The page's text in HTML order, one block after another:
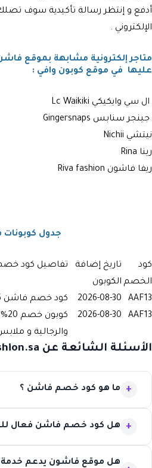
أدفع و إنتظر رسالة تأكيدية سوف تصلك
الإلكتروني .
عليها في موقع كوبون وافي :
ال سي وايكيكي ‏Lc Waikiki
جينجر سنابس Gingersnaps
نيتشي Nichii
رينا Rina
ريفا فاشون Riva fashion
جدول
كود
الخصم
تاريخ إضافة
الكوبون
تفاصيل كود
AAF13
2026-08-30
كود خصم فاشن 15٪ على كافة المنتجات
AAF13
2026-08-30
والرجالية و
الأسئلة الشائعة عن Fashion.sa | فاشن
ما هو كود خصم فاشن ؟
هل كود خصم فاشن فعال
هل موقع فاشون يدعم خدمة